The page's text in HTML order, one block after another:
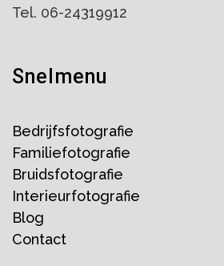
Tel. 06-24319912
Snelmenu
Bedrijfsfotografie
Familiefotografie
Bruidsfotografie
Interieurfotografie
Blog
Contact